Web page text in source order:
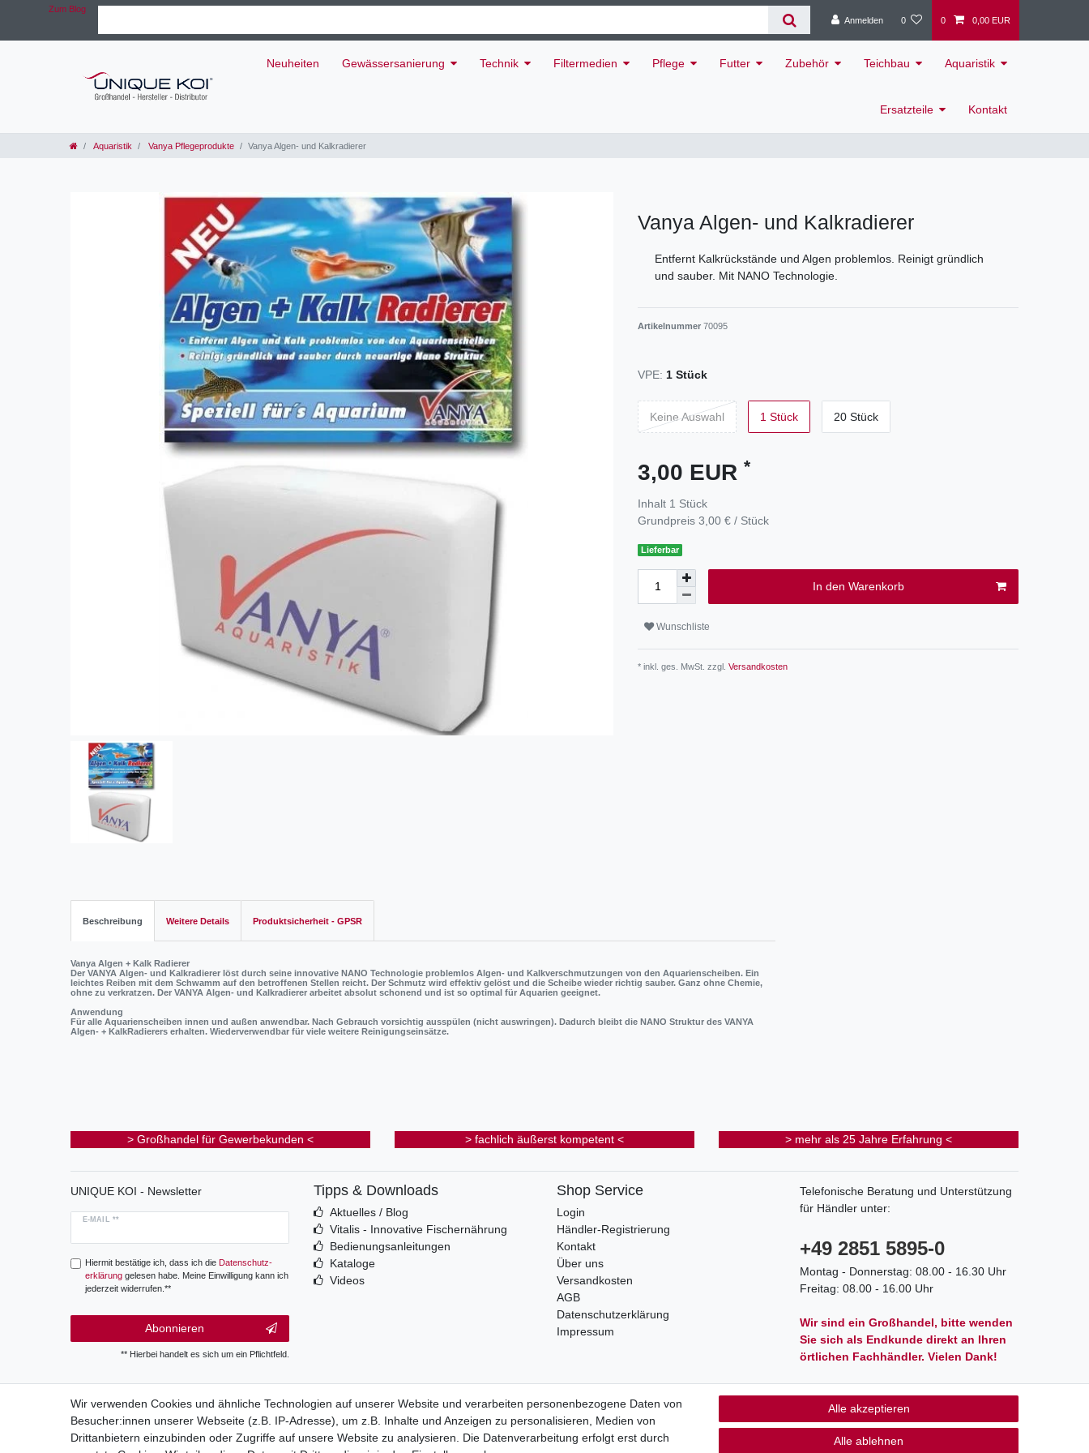
Zum Blog
Anmelden
0 0 0,00 EUR
Neuheiten Gewässersanierung Technik Filtermedien Pflege Futter Zubehör Teichbau Aquaristik
Ersatzteile Kontakt
Aquaristik Vanya Pflegeprodukte Vanya Algen- und Kalkradierer
Vanya Algen- und Kalkradierer
Entfernt Kalkrückstände und Algen problemlos. Reinigt gründlich
und sauber. Mit NANO Technologie.
Artikelnummer 70095
VPE: 1 Stück
Keine Auswahl 1 Stück 20 Stück
3,00 EUR *
Inhalt 1 Stück
Grundpreis 3,00 € / Stück
Lieferbar
In den Warenkorb
Wunschliste
* inkl. ges. MwSt. zzgl. Versandkosten
Beschreibung Weitere Details Produktsicherheit - GPSR
Vanya Algen + Kalk Radierer
Der VANYA Algen- und Kalkradierer löst durch seine innovative NANO Technologie problemlos Algen- und Kalkverschmutzungen von den Aquarienscheiben. Ein
leichtes Reiben mit dem Schwamm auf den betroffenen Stellen reicht. Der Schmutz wird effektiv gelöst und die Scheibe wieder richtig sauber. Ganz ohne Chemie,
ohne zu verkratzen. Der VANYA Algen- und Kalkradierer arbeitet absolut schonend und ist so optimal für Aquarien geeignet.
Anwendung
Für alle Aquarienscheiben innen und außen anwendbar. Nach Gebrauch vorsichtig ausspülen (nicht auswringen). Dadurch bleibt die NANO Struktur des VANYA
Algen- + KalkRadierers erhalten. Wiederverwendbar für viele weitere Reinigungseinsätze.
> Großhandel für Gewerbekunden < > fachlich äußerst kompetent < > mehr als 25 Jahre Erfahrung <
UNIQUE KOI - Newsletter
E-MAIL **
Hiermit bestätige ich, dass ich die Daten­schutz­
erklärunggelesen habe. Meine Einwilligung kann ich
jederzeit widerrufen.**
Abonnieren
** Hierbei handelt es sich um ein Pflichtfeld.
Tipps & Downloads
Aktuelles / Blog
Vitalis - Innovative Fischernährung
Bedienungsanleitungen
Kataloge
Videos
Shop Service
Login
Händler-Registrierung
Kontakt
Über uns
Versandkosten
AGB
Datenschutzerklärung
Impressum
Telefonische Beratung und Unterstützung
für Händler unter:
+49 2851 5895-0
Montag - Donnerstag: 08.00 - 16.30 Uhr
Freitag: 08.00 - 16.00 Uhr
Wir sind ein Großhandel, bitte wenden
Sie sich als Endkunde direkt an Ihren
örtlichen Fachhändler. Vielen Dank!
Widerrufs­recht Impressum Daten­schutz­erklärung Kontakt
Wir verwenden Cookies und ähnliche Technologien auf unserer Website und verarbeiten personenbezogene Daten von
Besucher:innen unserer Webseite (z.B. IP-Adresse), um z.B. Inhalte und Anzeigen zu personalisieren, Medien von
Drittanbietern einzubinden oder Zugriffe auf unsere Website zu analysieren. Die Datenverarbeitung erfolgt erst durch
Alle akzeptieren
Alle ablehnen